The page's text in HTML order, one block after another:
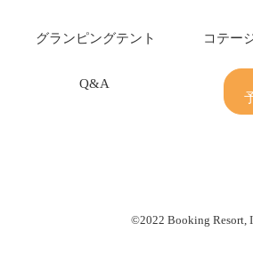
グランピングテント コテー
Q&A
©2022 Booking Resort,